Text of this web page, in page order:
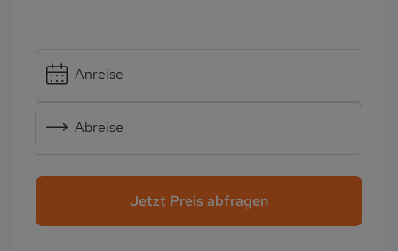
Anreise
Abreise
Jetzt Preis abfragen